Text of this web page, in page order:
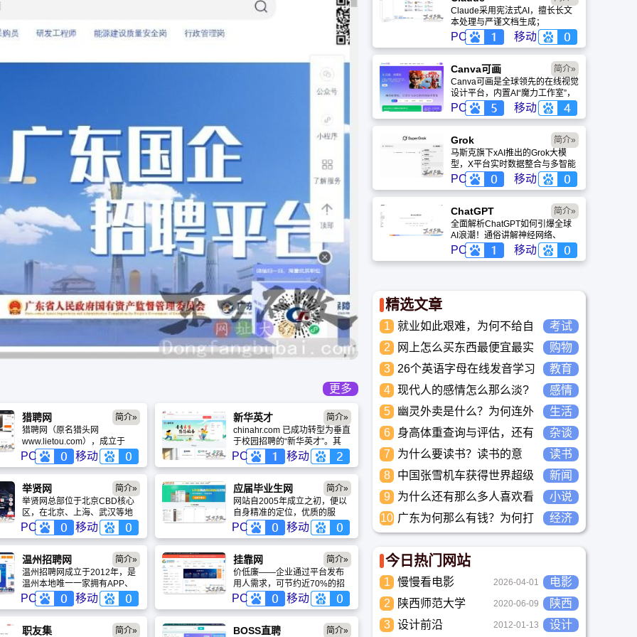
更多
猎聘网
猎聘网（原名猎头网
www.lietou.com），成立于
2000年，隶属于万仕道（北
京）管理咨询有限公司，是中
国职业经理人职业发展的第一
求职网站。总部位于北京，在
上海、广州和深圳设立分公
司，目前已成为国内覆盖行业
范围最广、覆盖区域最大的高
端人才互动型的求职网站。
PC 移动
简介» 新华英才
chinahr.com 已成功转型为垂直
于校园招聘的“新华英才”。其
SEO优化的核心在于弱化旧品
牌“中华英才网”的社会招聘属
性，强化“新华网背书”、“校招/
实习垂直领域”以及“测评/笔试
工具属性”，从而在竞争激烈的
招聘红海中，守住“大学生就业”
这一高价值细分市场。
PC 移动
简介»
举贤网
举贤网总部位于北京CBD核心
区，在北京、上海、武汉等地
设有分支机构，拥有100多名从
事高端人才猎聘服务的专职顾
问，平均服务年限超过5年，经
过注册认证的两万多名兼职猎
头顾问遍布全国，人才库储备
超过八百万中高端人才。
PC 移动
简介» 应届毕业生网
网站自2005年成立之初，便以
自身精准的定位，优质的服
务，高效的招聘效率，迅速引
起业界的瞩目，赢得了广大网
友的拥护。目前，已经有数百
万个人用户通过YJBYS求职网
成功找到合适的工作，并有数
十万家企业通过YJBYS求职网
精准地定位人才信息，增加招
聘信息的曝光率，在最短的时
间内、以最低的经济成本成功
地找到最合适的人才。
PC 移动
简介»
温州招聘网
温州招聘网成立于2012年，是
温州本地唯一一家拥有APP、
小程序等多渠道的招聘平台，
月均访问量500万人次，个人求
职用户达50万人，服务企业超1
万余家。
PC 移动
简介» 挂靠网
价低廉——企业通过平台发布
用人需求，可节约近70%的招
聘费用； 专业强——360建筑
网有多名专业工程师客服，提
供各类建筑行业证书问题咨
询； 效率高——平台集中了近
PC 移动
简介»
职友集 简介» BOSS直聘 简介»
Claude采用宪法式AI，擅长长文
本处理与严谨文档生成；
ChatGPT基于RLHF，在复杂推
理、代码与快速迭代上占优。两者
定位不同，各有千秋。
PC 移动
Canva可画
Canva可画是全球领先的在线视觉
设计平台，内置AI“魔力工作室”，
提供海量正版模板与素材。无论是
自媒体封面、企业海报还是PPT，
零基础用户也能轻松实现专业级创
作，让设计触手可及。
PC 移动
简介»
Grok
马斯克旗下xAI推出的Grok大模
型，X平台实时数据整合与多智能
体协作的核心优势。针对其中文能
力、隐私安全及幻觉问题等高频疑
问进行客观解答，提供AI选型参
考。
PC 移动
简介»
ChatGPT‌
全面解析ChatGPT如何引爆全球
AI浪潮！通俗讲解神经网络、
Transformer与RLHF核心技术，
带您轻松看懂大语言模型如何重塑
PC 移动
简介»
精选文章
1
就业如此艰难，为何不给自
己学习考试充电，学一技之
长，胜过万贯家财
考试
2
网上怎么买东西最便宜最实
惠?
购物
3
26个英语字母在线发音学习
_儿童英语启蒙大全
教育
4
现代人的感情怎么那么淡?
未来又应该如何面对这人情
淡如水的局面呢
感情
5
幽灵外卖是什么？为何连外
卖骑手都看不下去要举报？
生活
6
身高体重查询与评估，还有
儿童身高体重标准平均值表
与全国各省身高体重平均值
表
杂谈
7
为什么要读书？读书的意
义？怎么教育孩子读书？
读书
8
中国张雪机车获得世界超级
摩托车锦标赛冠军
新闻
9
为什么还有那么多人喜欢看
小说？小说到底有什么魅力
长盛不衰？
小说
10 广东为何那么有钱？为何打
工都到广东去，广东连续37
经济
今日热门网站
1 慢慢看电影 2026-04-01
电影
2
陕西师范大学 2020-06-09
陕西
3
设计前沿 2012-01-13 设计